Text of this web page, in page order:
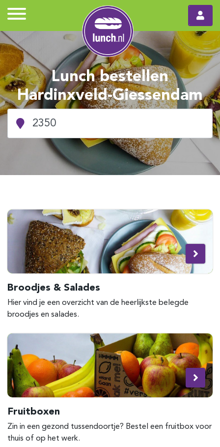
Lunch bestellen
Hardinxveld-Giessendam
Broodjes & Salades
Hier vind je een overzicht van de heerlijkste belegde
broodjes en salades.
Fruitboxen
Zin in een gezond tussendoortje? Bestel een fruitbox voor
thuis of op het werk.